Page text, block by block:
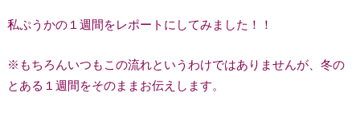
私ぷうかの１週間をレポートにしてみました！！
※もちろんいつもこの流れというわけではありませんが、冬の
とある１週間をそのままお伝えします。